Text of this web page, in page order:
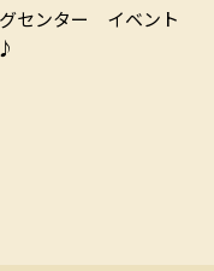
センター イベント